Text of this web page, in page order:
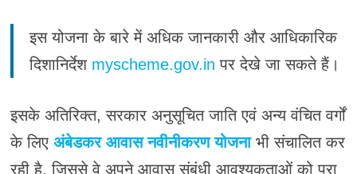
इस योजना के बारे में अधिक जानकारी और आधिकारिक
दिशानिर्देश myscheme.gov.in पर देखे जा सकते हैं।
इसके अतिरिक्त, सरकार अनुसूचित जाति एवं अन्य वंचित वर्गों
के लिए अंबेडकर आवास नवीनीकरण योजनाभी संचालित कर
रही है, जिससे वे अपने आवास संबंधी आवश्यकताओं को पूरा